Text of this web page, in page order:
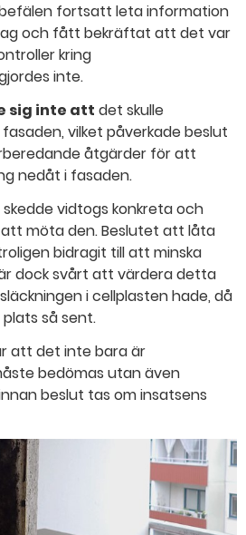
fortsatt leta information
och fått bekräftat att det var
kring
inte.
sig inte att det skulle
vilket påverkade beslut
åtgärder för att
nedåt i fasaden.
vidtogs konkreta och
möta den. Beslutet att låta
bidragit till att minska
dock svårt att värdera detta
i cellplasten hade, då
så sent.
att det inte bara är
bedömas utan även
beslut tas om insatsens